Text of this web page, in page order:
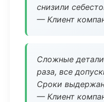
снизили
— Клиент
Сложные
раза, все
Сроки
— Клиент